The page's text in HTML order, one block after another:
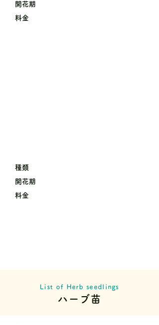
開花期
料金
種類
開花期
料金
List of Herb seedlings
ハーブ苗